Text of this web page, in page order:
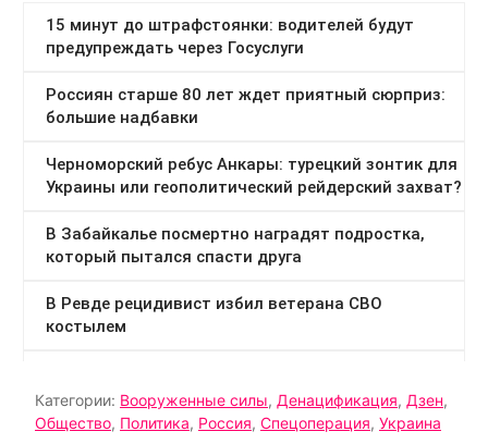
Категории: Вооруженные силы, Денацификация, Дзен,
Общество, Политика, Россия, Спецоперация, Украина